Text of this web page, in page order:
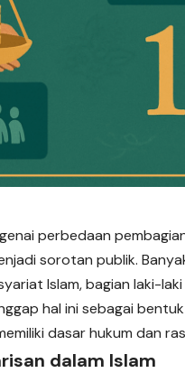
perbedaan
sorotan publik.
Islam, bagian laki-
hal ini sebagai
dasar hukum dan
dalam Islam